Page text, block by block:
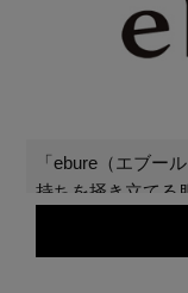
ランキング
最旬！トレンドワ
アイテム一覧
メールマガジン
「ebure（エブー
持ちを掻き立てる
提案するブランド